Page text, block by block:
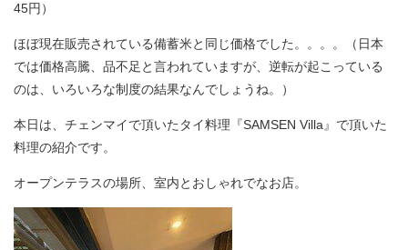
45円）
ほぼ現在販売されている備蓄米と同じ価格でした。。。。（日本
では価格高騰、品不足と言われていますが、逆転が起こっている
のは、いろいろな制度の結果なんでしょうね。）
本日は、チェンマイで頂いたタイ料理『SAMSEN Villa』で頂いた
料理の紹介です。
オープンテラスの場所、室内とおしゃれでなお店。